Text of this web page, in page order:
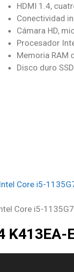
HDMI 1.4,
Conectividad
Cámara HD,
Procesador
Memoria RAM
Disco duro
Core i5-
Core i5-
K413EA-